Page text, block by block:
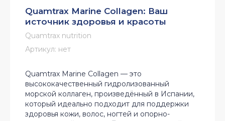
Quamtrax Marine Collagen: Ваш
источник здоровья и красоты
Quamtrax nutrition
Артикул: нет
Quamtrax Marine Collagen — это
высококачественный гидролизованный
морской коллаген, произведённый в Испании,
который идеально подходит для поддержки
здоровья кожи, волос, ногтей и опорно-